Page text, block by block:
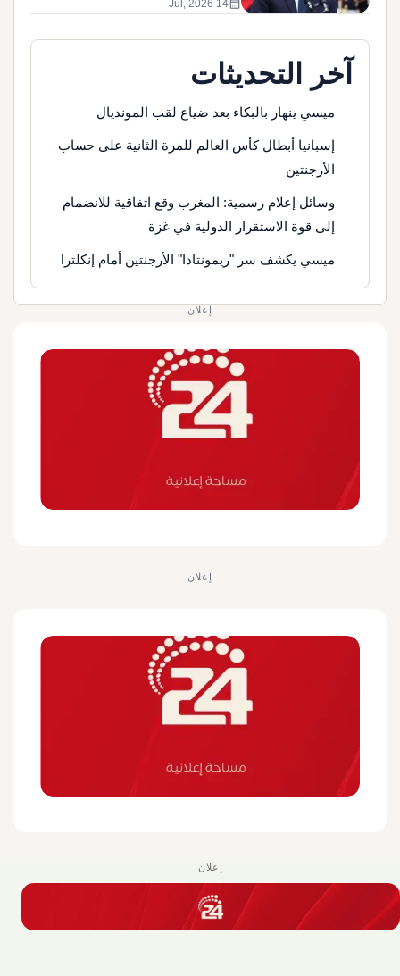
calendar_month
14 Jul, 2026
آخر التحديثات
ميسي ينهار بالبكاء بعد ضياع لقب المونديال
إسبانيا أبطال كأس العالم للمرة الثانية على حساب
الأرجنتين
وسائل إعلام رسمية: المغرب وقع اتفاقية للانضمام
إلى قوة الاستقرار الدولية في غزة
ميسي يكشف سر "ريمونتادا" الأرجنتين أمام إنكلترا
إعلان
إعلان
إعلان